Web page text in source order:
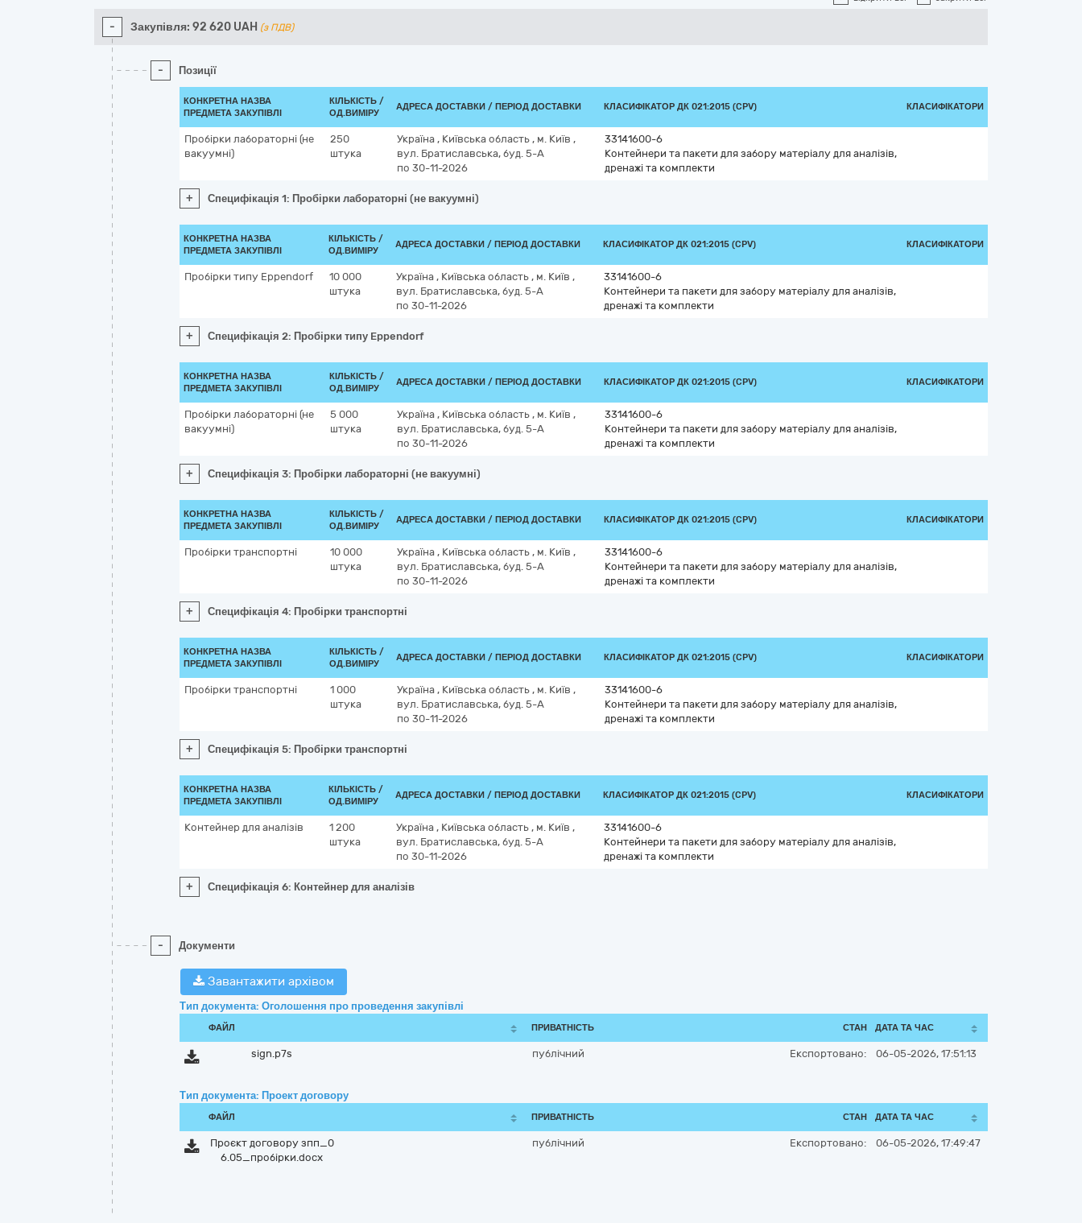
- Закупівля: 92 620 UAH (з ПДВ)
- Позиції
КОНКРЕТНА НАЗВА
ПРЕДМЕТА ЗАКУПІВЛІ
КІЛЬКІСТЬ /
ОД.ВИМІРУ
АДРЕСА ДОСТАВКИ / ПЕРІОД ДОСТАВКИ КЛАСИФІКАТОР ДК 021:2015 (CPV) КЛАСИФІКАТОРИ
Пробірки лабораторні (не
вакуумні)
250
штука
Україна , Київська область , м. Київ ,
вул. Братиславська, буд. 5-А
по 30-11-2026
33141600-6
Контейнери та пакети для забору матеріалу для аналізів,
дренажі та комплекти
+ Специфікація 1: Пробірки лабораторні (не вакуумні)
КОНКРЕТНА НАЗВА
ПРЕДМЕТА ЗАКУПІВЛІ
КІЛЬКІСТЬ /
ОД.ВИМІРУ
АДРЕСА ДОСТАВКИ / ПЕРІОД ДОСТАВКИ КЛАСИФІКАТОР ДК 021:2015 (CPV) КЛАСИФІКАТОРИ
Пробірки типу Eppendorf
10 000
штука
Україна , Київська область , м. Київ ,
вул. Братиславська, буд. 5-А
по 30-11-2026
33141600-6
Контейнери та пакети для забору матеріалу для аналізів,
дренажі та комплекти
+ Специфікація 2: Пробірки типу Eppendorf
КОНКРЕТНА НАЗВА
ПРЕДМЕТА ЗАКУПІВЛІ
КІЛЬКІСТЬ /
ОД.ВИМІРУ
АДРЕСА ДОСТАВКИ / ПЕРІОД ДОСТАВКИ КЛАСИФІКАТОР ДК 021:2015 (CPV) КЛАСИФІКАТОРИ
Пробірки лабораторні (не
вакуумні)
5 000
штука
Україна , Київська область , м. Київ ,
вул. Братиславська, буд. 5-А
по 30-11-2026
33141600-6
Контейнери та пакети для забору матеріалу для аналізів,
дренажі та комплекти
+ Специфікація 3: Пробірки лабораторні (не вакуумні)
КОНКРЕТНА НАЗВА
ПРЕДМЕТА ЗАКУПІВЛІ
КІЛЬКІСТЬ /
ОД.ВИМІРУ
АДРЕСА ДОСТАВКИ / ПЕРІОД ДОСТАВКИ КЛАСИФІКАТОР ДК 021:2015 (CPV) КЛАСИФІКАТОРИ
Пробірки транспортні
10 000
штука
Україна , Київська область , м. Київ ,
вул. Братиславська, буд. 5-А
по 30-11-2026
33141600-6
Контейнери та пакети для забору матеріалу для аналізів,
дренажі та комплекти
+ Специфікація 4: Пробірки транспортні
КОНКРЕТНА НАЗВА
ПРЕДМЕТА ЗАКУПІВЛІ
КІЛЬКІСТЬ /
ОД.ВИМІРУ
АДРЕСА ДОСТАВКИ / ПЕРІОД ДОСТАВКИ КЛАСИФІКАТОР ДК 021:2015 (CPV) КЛАСИФІКАТОРИ
Пробірки транспортні
1 000
штука
Україна , Київська область , м. Київ ,
вул. Братиславська, буд. 5-А
по 30-11-2026
33141600-6
Контейнери та пакети для забору матеріалу для аналізів,
дренажі та комплекти
+ Специфікація 5: Пробірки транспортні
КОНКРЕТНА НАЗВА
ПРЕДМЕТА ЗАКУПІВЛІ
КІЛЬКІСТЬ /
ОД.ВИМІРУ
АДРЕСА ДОСТАВКИ / ПЕРІОД ДОСТАВКИ КЛАСИФІКАТОР ДК 021:2015 (CPV) КЛАСИФІКАТОРИ
Контейнер для аналізів
1 200
штука
Україна , Київська область , м. Київ ,
вул. Братиславська, буд. 5-А
по 30-11-2026
33141600-6
Контейнери та пакети для забору матеріалу для аналізів,
дренажі та комплекти
+ Специфікація 6: Контейнер для аналізів
- Документи
Завантажити архівом
Тип документа: Оголошення про проведення закупівлі
ФАЙЛ ПРИВАТНІСТЬ СТАН ДАТА ТА ЧАС
sign.p7s публічний Експортовано: 06-05-2026, 17:51:13
Тип документа: Проект договору
ФАЙЛ ПРИВАТНІСТЬ СТАН ДАТА ТА ЧАС
Проєкт договору зпп_0
6.05_пробірки.docx
публічний Експортовано: 06-05-2026, 17:49:47